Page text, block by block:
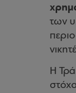
των
Η